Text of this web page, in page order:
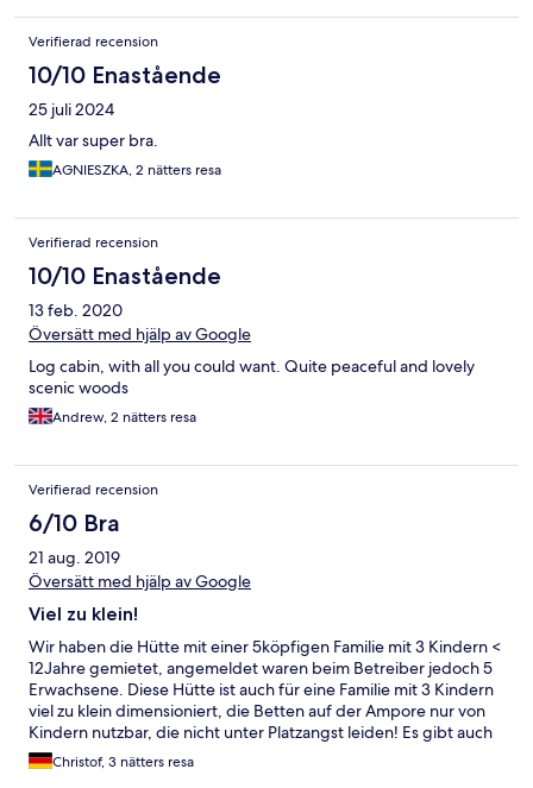
Verifierad recension
10/10 Enastående
25 juli 2024
Allt var super bra.
AGNIESZKA, 2 nätters resa
Verifierad recension
10/10 Enastående
13 feb. 2020
Översätt med hjälp av Google
Log cabin, with all you could want. Quite peaceful and lovely
scenic woods
Andrew, 2 nätters resa
Verifierad recension
6/10 Bra
21 aug. 2019
Översätt med hjälp av Google
Viel zu klein!
Wir haben die Hütte mit einer 5köpfigen Familie mit 3 Kindern <
12Jahre gemietet, angemeldet waren beim Betreiber jedoch 5
Erwachsene. Diese Hütte ist auch für eine Familie mit 3 Kindern
viel zu klein dimensioniert, die Betten auf der Ampore nur von
Kindern nutzbar, die nicht unter Platzangst leiden! Es gibt auch
keine Möglichkeit. mit 5 Personen gemeinsam zu Essen, weder
drinnen noch draußen.
Christof, 3 nätters resa